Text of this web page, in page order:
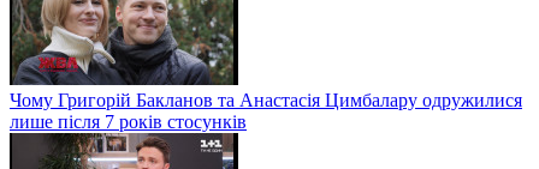
Чому Григорій Бакланов та Анастасія Цимбалару одружилися
лише після 7 років стосунків